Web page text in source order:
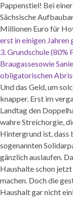
Pappenstiel! Bei
Sächsische
Millionen Euro für
erst in einigen Jahren
3. Grundschule (80%
Braugassesowie
obligatorischen
Und das Geld, um
knapper. Erst im
Landtag den
wahre Streichorgie,
Hintergrund ist, dass
sogenannten
gänzlich auslaufen.
Haushalte schon
machen. Doch die
Haushalt gar nicht